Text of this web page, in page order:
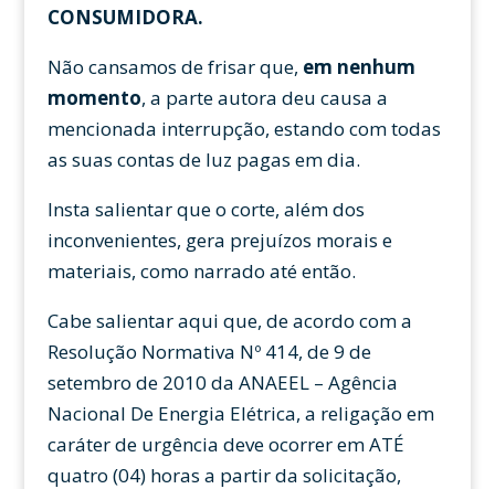
CONSUMIDORA.
Não cansamos de frisar que, em nenhum
momento, a parte autora deu causa a
mencionada interrupção, estando com todas
as suas contas de luz pagas em dia.
Insta salientar que o corte, além dos
inconvenientes, gera prejuízos morais e
materiais, como narrado até então.
Cabe salientar aqui que, de acordo com a
Resolução Normativa Nº 414, de 9 de
setembro de 2010 da ANAEEL – Agência
Nacional De Energia Elétrica, a religação em
caráter de urgência deve ocorrer em ATÉ
quatro (04) horas a partir da solicitação,